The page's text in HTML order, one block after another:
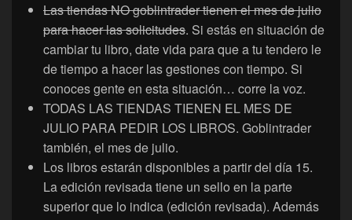
Las tiendas NO goblintrader tienen el mes de julio
para hacer las solicitudes. Si estás en situación de
cambiar tu libro, date vida para que a tu tendero le
de tiempo a hacer las gestiones con tiempo. Si
conoces gente en esta situación… corre la voz.
TODAS LAS TIENDAS TIENEN EL MES DE
JULIO PARA PEDIR LOS LIBROS. Goblintrader
también, el mes de julio.
Los libros estarán disponibles a partir del día 15.
La edición revisada tiene un sello en la parte
superior que lo indica (edición revisada). Además